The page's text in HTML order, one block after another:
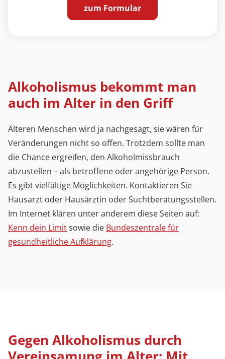
zum Formular
Alkoholismus bekommt man
auch im Alter in den Griff
Älteren Menschen wird ja nachgesagt, sie wären für
Veränderungen nicht so offen. Trotzdem sollte man
die Chance ergreifen, den Alkoholmissbrauch
abzustellen – als betroffene oder angehörige Person.
Es gibt vielfältige Möglichkeiten. Kontaktieren Sie
Hausarzt oder Hausärztin oder Suchtberatungsstellen.
Im Internet klären unter anderem diese Seiten auf:
Kenn dein Limitsowie die Bundeszentrale für
gesundheitliche Aufklärung.
Gegen Alkoholismus durch